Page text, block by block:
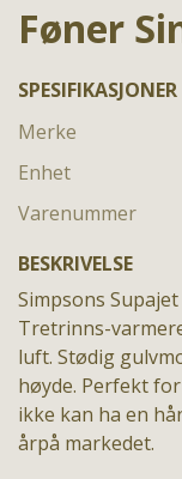
Føner
SPESIFIKASJONER
Merke
Enhet
Varenummer
BESKRIVELSE
Simpsons
Tretrinns-
luft. Stødig
høyde. Perfekt
ikke kan ha en
årpå markedet.